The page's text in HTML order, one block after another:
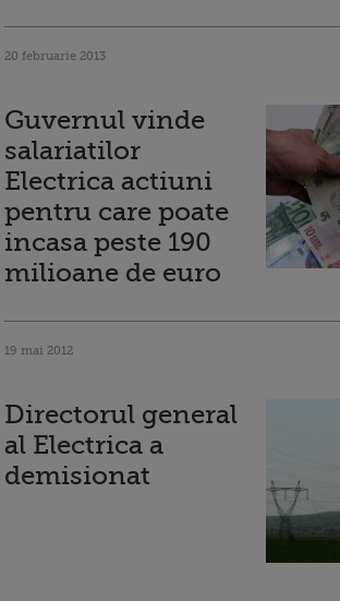
20 februarie 2013
Guvernul vinde
salariatilor
Electrica actiuni
pentru care poate
incasa peste 190
milioane de euro
19 mai 2012
Directorul general
al Electrica a
demisionat